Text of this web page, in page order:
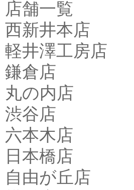
店舗一覧
西新井本店
軽井澤工房店
鎌倉店
丸の内店
渋谷店
六本木店
日本橋店
自由が丘店